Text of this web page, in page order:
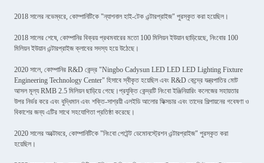
2018 সালের নভেম্বরে, কোম্পানিটিকে "ন্যাশনাল হাই-টেক এন্টারপ্রাইজ" পুরস্কৃত করা হয়েছিল।
2018 সালের শেষে, কোম্পানির বিক্রয় প্রথমবারের মতো 100 মিলিয়ন ইউয়ান ছাড়িয়েছে, নিংবোর 100
মিলিয়ন ইউয়ান এন্টারপ্রাইজ ক্লাবের সদস্য হয়ে উঠেছে।
2020 সালে, কোম্পানির R&D কেন্দ্র "Ningbo Cadysun LED LED LED Lighting Fixture
Engineering Technology Center" হিসাবে স্বীকৃত হয়েছিল এবং R&D কেন্দ্রে যন্ত্রপাতির মোট
আসল মূল্য RMB 2.5 মিলিয়ন ছাড়িয়ে গেছে।প্রযুক্তি কেন্দ্রটি নিংবো ইঞ্জিনিয়ারিং কলেজের সহায়তার
উপর নির্ভর করে এবং বুদ্ধিমান এবং শক্তি-সাশ্রয়ী এলইডি আলোর ফিক্সচার এবং তাদের শিল্পায়নের গবেষণা ও
বিকাশের জন্য এটির সাথে সহযোগিতা প্রতিষ্ঠা করেছে।
2020 সালের অক্টোবরে, কোম্পানিটিকে "নিংবো পেটেন্ট ডেমোনস্ট্রেশন এন্টারপ্রাইজ" পুরস্কৃত করা
হয়েছিল।